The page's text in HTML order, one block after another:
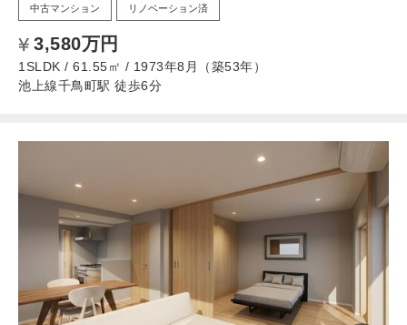
中古マンション リノベーション済
3,580万円
1SLDK / 61.55㎡ / 1973年8月（築53年）
池上線千鳥町駅 徒歩6分